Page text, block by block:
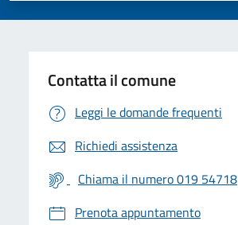
Contatta il comune
Leggi le domande frequenti
Richiedi assistenza
Chiama il numero 019 54718
Prenota appuntamento